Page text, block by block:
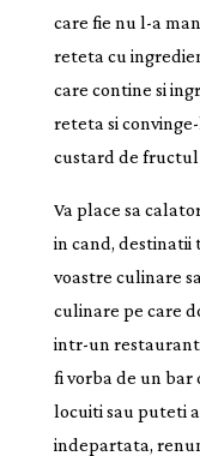
care fie nu l-a
reteta cu
care contine si
reteta si
custard de fructul
Va place sa
in cand,
voastre culinare
culinare pe care
intr-un
fi vorba de un
locuiti sau puteti
indepartata,